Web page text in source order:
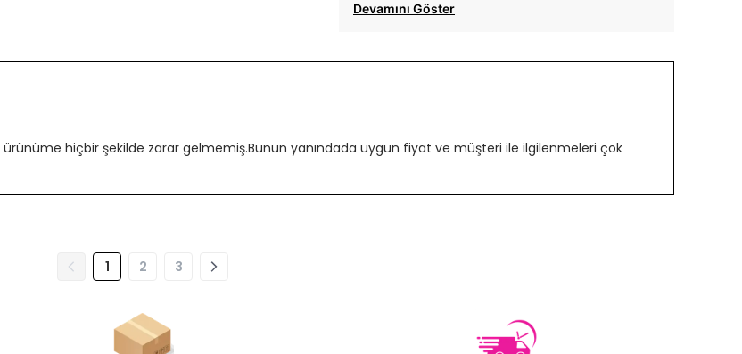
Devamını Göster
hiçbir şekilde zarar gelmemiş.Bunun yanındada uygun fiyat ve müşteri ile ilgilenmeleri çok
1 2 3